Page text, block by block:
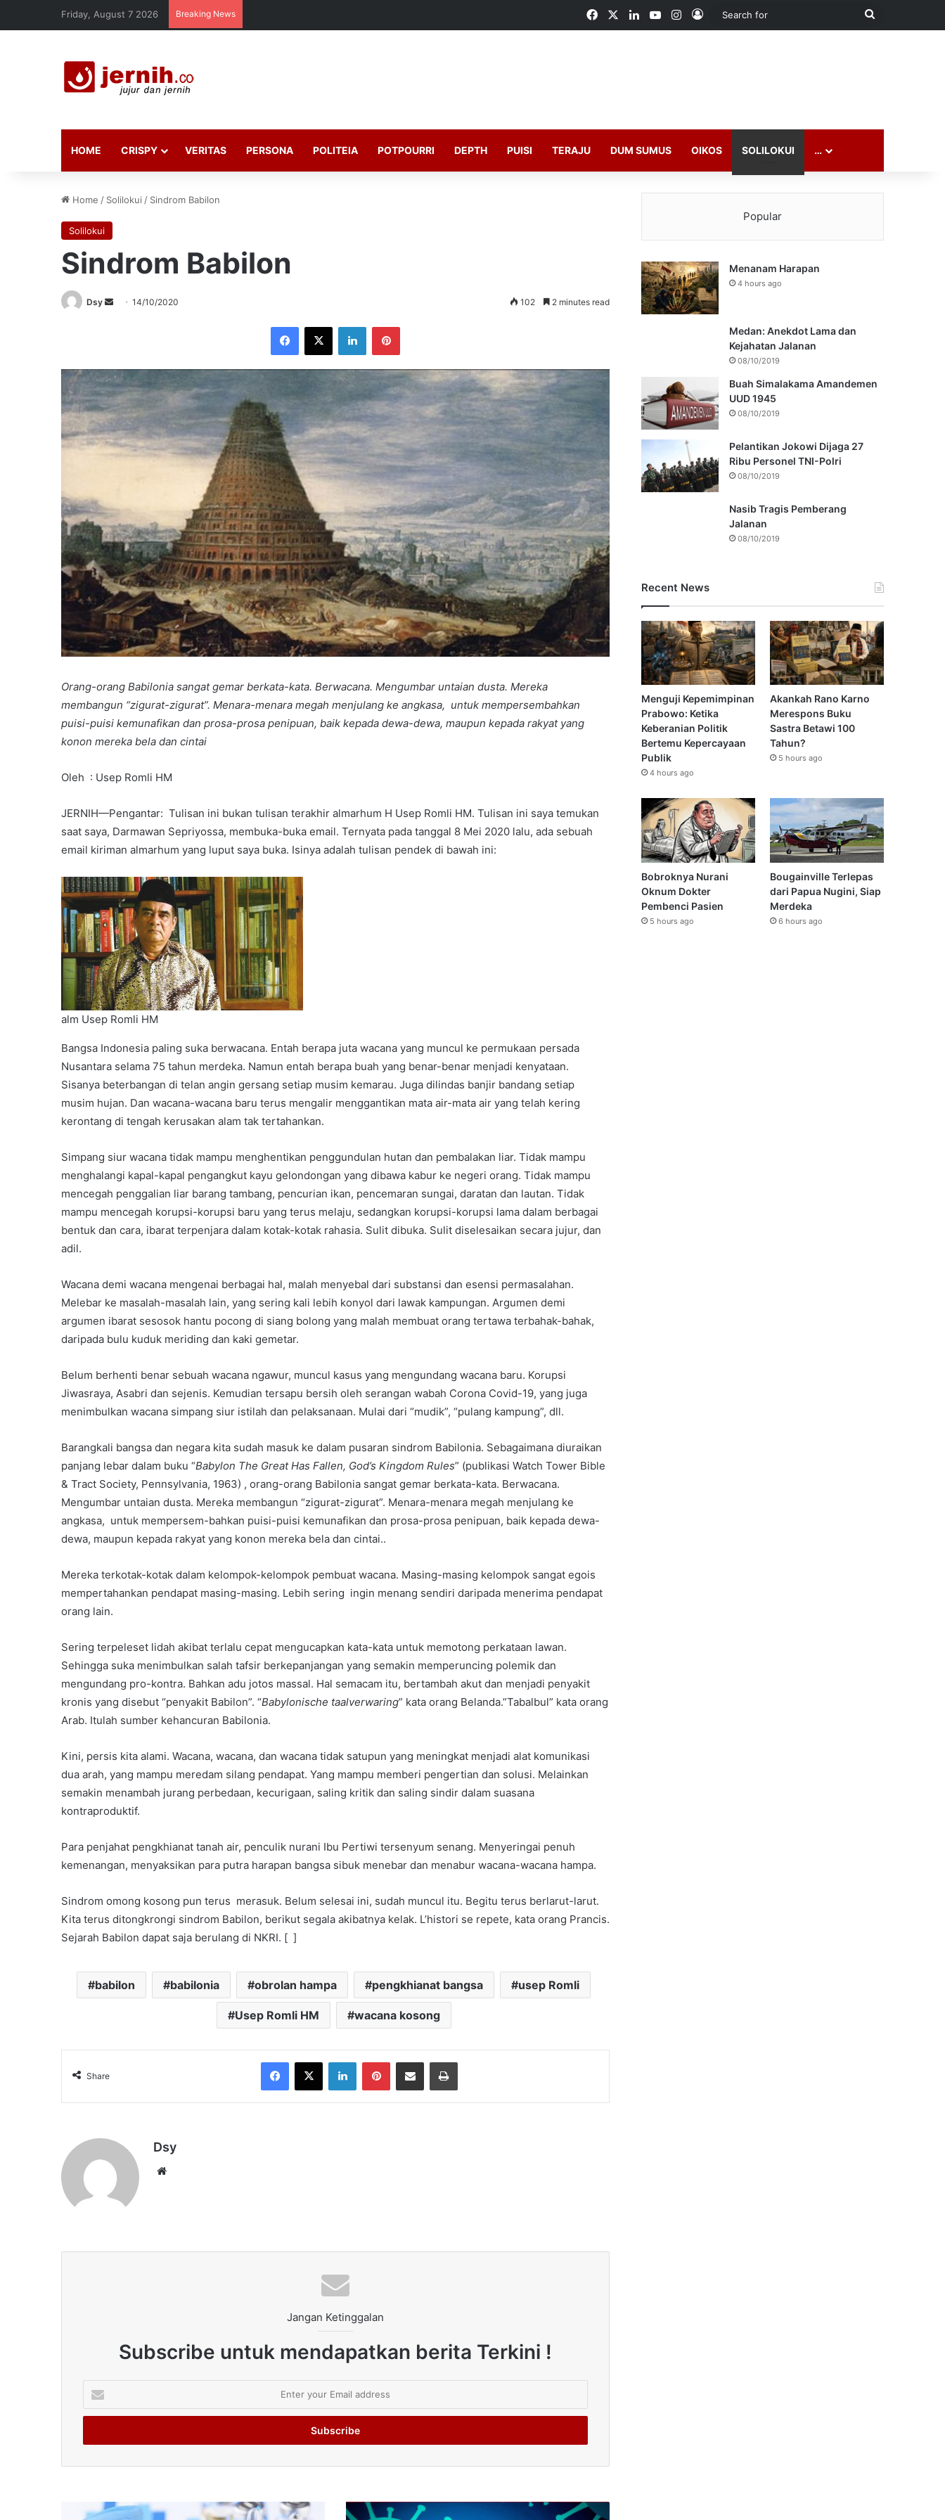
Friday, August 7 2026 Breaking News FacebookLinkedInYouTubeInstagram
Log In
Search
HOME CRISPY VERITAS PERSONA POLITEIA POTPOURRI DEPTH PUISI TERAJU DUM SUMUS OIKOS SOLILOKUI …
Home / Solilokui / Sindrom Babilon
Solilokui
Sindrom Babilon
Dsy
Send14/10/2020 102 2 minutes read
Facebook
X LinkedInPinterest
Orang-orang Babilonia sangat gemar berkata-kata. Berwacana. Mengumbar untaian dusta. Mereka
membangun “zigurat-zigurat”. Menara-menara megah menjulang ke angkasa, untuk mempersembahkan
puisi-puisi kemunafikan dan prosa-prosa penipuan, baik kepada dewa-dewa, maupun kepada rakyat yang
konon mereka bela dan cintai
Oleh : Usep Romli HM
JERNIH—Pengantar: Tulisan ini bukan tulisan terakhir almarhum H Usep Romli HM. Tulisan ini saya temukan
saat saya, Darmawan Sepriyossa, membuka-buka email. Ternyata pada tanggal 8 Mei 2020 lalu, ada sebuah
email kiriman almarhum yang luput saya buka. Isinya adalah tulisan pendek di bawah ini:
alm Usep Romli HM
Bangsa Indonesia paling suka berwacana. Entah berapa juta wacana yang muncul ke permukaan persada
Nusantara selama 75 tahun merdeka. Namun entah berapa buah yang benar-benar menjadi kenyataan.
Sisanya beterbangan di telan angin gersang setiap musim kemarau. Juga dilindas banjir bandang setiap
musim hujan. Dan wacana-wacana baru terus mengalir menggantikan mata air-mata air yang telah kering
kerontang di tengah kerusakan alam tak tertahankan.
Simpang siur wacana tidak mampu menghentikan penggundulan hutan dan pembalakan liar. Tidak mampu
menghalangi kapal-kapal pengangkut kayu gelondongan yang dibawa kabur ke negeri orang. Tidak mampu
mencegah penggalian liar barang tambang, pencurian ikan, pencemaran sungai, daratan dan lautan. Tidak
mampu mencegah korupsi-korupsi baru yang terus melaju, sedangkan korupsi-korupsi lama dalam berbagai
bentuk dan cara, ibarat terpenjara dalam kotak-kotak rahasia. Sulit dibuka. Sulit diselesaikan secara jujur, dan
adil.
Wacana demi wacana mengenai berbagai hal, malah menyebal dari substansi dan esensi permasalahan.
Melebar ke masalah-masalah lain, yang sering kali lebih konyol dari lawak kampungan. Argumen demi
argumen ibarat sesosok hantu pocong di siang bolong yang malah membuat orang tertawa terbahak-bahak,
daripada bulu kuduk meriding dan kaki gemetar.
Belum berhenti benar sebuah wacana ngawur, muncul kasus yang mengundang wacana baru. Korupsi
Jiwasraya, Asabri dan sejenis. Kemudian tersapu bersih oleh serangan wabah Corona Covid-19, yang juga
menimbulkan wacana simpang siur istilah dan pelaksanaan. Mulai dari “mudik”, “pulang kampung”, dll.
Barangkali bangsa dan negara kita sudah masuk ke dalam pusaran sindrom Babilonia. Sebagaimana diuraikan
panjang lebar dalam buku “Babylon The Great Has Fallen, God’s Kingdom Rules” (publikasi Watch Tower Bible
& Tract Society, Pennsylvania, 1963) , orang-orang Babilonia sangat gemar berkata-kata. Berwacana.
Mengumbar untaian dusta. Mereka membangun “zigurat-zigurat”. Menara-menara megah menjulang ke
angkasa, untuk mempersem-bahkan puisi-puisi kemunafikan dan prosa-prosa penipuan, baik kepada dewa-
dewa, maupun kepada rakyat yang konon mereka bela dan cintai..
Mereka terkotak-kotak dalam kelompok-kelompok pembuat wacana. Masing-masing kelompok sangat egois
mempertahankan pendapat masing-masing. Lebih sering ingin menang sendiri daripada menerima pendapat
orang lain.
Sering terpeleset lidah akibat terlalu cepat mengucapkan kata-kata untuk memotong perkataan lawan.
Sehingga suka menimbulkan salah tafsir berkepanjangan yang semakin memperuncing polemik dan
mengundang pro-kontra. Bahkan adu jotos massal. Hal semacam itu, bertambah akut dan menjadi penyakit
kronis yang disebut “penyakit Babilon”. “Babylonische taalverwaring” kata orang Belanda.”Tabalbul” kata orang
Arab. Itulah sumber kehancuran Babilonia.
Kini, persis kita alami. Wacana, wacana, dan wacana tidak satupun yang meningkat menjadi alat komunikasi
dua arah, yang mampu meredam silang pendapat. Yang mampu memberi pengertian dan solusi. Melainkan
semakin menambah jurang perbedaan, kecurigaan, saling kritik dan saling sindir dalam suasana
kontraproduktif.
Para penjahat pengkhianat tanah air, penculik nurani Ibu Pertiwi tersenyum senang. Menyeringai penuh
kemenangan, menyaksikan para putra harapan bangsa sibuk menebar dan menabur wacana-wacana hampa.
Sindrom omong kosong pun terus merasuk. Belum selesai ini, sudah muncul itu. Begitu terus berlarut-larut.
Kita terus ditongkrongi sindrom Babilon, berikut segala akibatnya kelak. L’histori se repete, kata orang Prancis.
Sejarah Babilon dapat saja berulang di NKRI. [ ]
babilon babilonia obrolan hampa pengkhianat bangsa usep Romli
Usep Romli HM wacana kosong
Share
Facebook
X LinkedInPinterestShare via Email Print
Dsy
Jangan Ketinggalan
Subscribe untuk mendapatkan berita Terkini !
your
Email
Popular
Menanam Harapan
4 hours ago
Medan: Anekdot Lama dan
Kejahatan Jalanan
08/10/2019
Buah Simalakama Amandemen
UUD 1945
08/10/2019
Pelantikan Jokowi Dijaga 27
Ribu Personel TNI-Polri
08/10/2019
Nasib Tragis Pemberang
Jalanan
08/10/2019
Recent News
Menguji Kepemimpinan
Prabowo: Ketika
Keberanian Politik
Bertemu Kepercayaan
Publik
4 hours ago
Akankah Rano Karno
Merespons Buku
Sastra Betawi 100
Tahun?
5 hours ago
Bobroknya Nurani
Oknum Dokter
Pembenci Pasien
5 hours ago
Bougainville Terlepas
dari Papua Nugini, Siap
Merdeka
6 hours ago